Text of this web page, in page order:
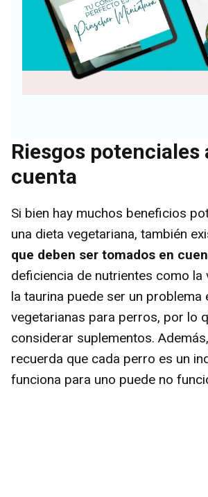
Riesgos potenciales
cuenta
Si bien hay muchos beneficios
una dieta vegetariana, también
que deben ser tomados en
deficiencia de nutrientes como la
la taurina puede ser un problema
vegetarianas para perros, por lo
considerar suplementos.
recuerda que cada perro es un
funciona para uno puede no